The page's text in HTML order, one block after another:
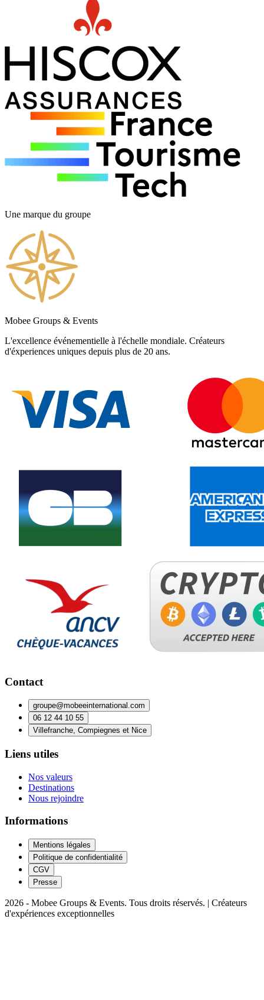
Une marque du groupe
Mobee Groups & Events
L'excellence événementielle à l'échelle mondiale. Créateurs
d'éxperiences uniques depuis plus de 20 ans.
Contact
groupe@mobeeinternational.com
06 12 44 10 55
Villefranche, Compiegnes et Nice
Liens utiles
Nos valeurs
Destinations
Nous rejoindre
Informations
Mentions légales
Politique de confidentialité
CGV
Presse
2026 - Mobee Groups & Events. Tous droits réservés. | Créateurs
d'expériences exceptionnelles